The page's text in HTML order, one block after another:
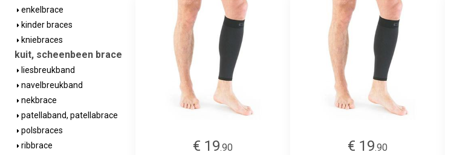
enkelbrace
kinder braces
kniebraces
kuit, scheenbeen brace
liesbreukband
navelbreukband
nekbrace
patellaband, patellabrace
polsbraces
ribbrace
€ 19.90
€ 19.90